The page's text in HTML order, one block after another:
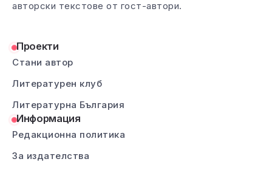
авторски текстове от гост-автори.
Проекти
Стани автор
Литературен клуб
Литературна България
Информация
Редакционна политика
За издателства